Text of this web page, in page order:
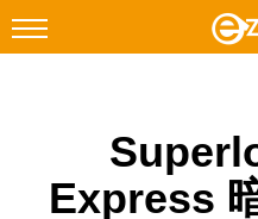
Instagram
科技焦點
Express